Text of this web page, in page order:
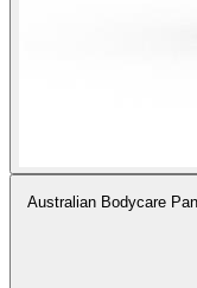
Australian Bodycare